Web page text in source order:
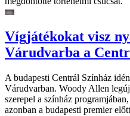
Vígjátékokat visz
Várudvarba a
A budapesti Centrál Színház
Várudvarban. Woody Allen
szerepel a színház
azonban a budapesti premier